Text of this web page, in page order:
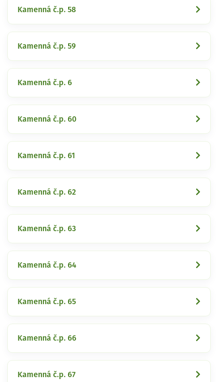
Kamenná č.p. 58
Kamenná č.p. 59
Kamenná č.p. 6
Kamenná č.p. 60
Kamenná č.p. 61
Kamenná č.p. 62
Kamenná č.p. 63
Kamenná č.p. 64
Kamenná č.p. 65
Kamenná č.p. 66
Kamenná č.p. 67